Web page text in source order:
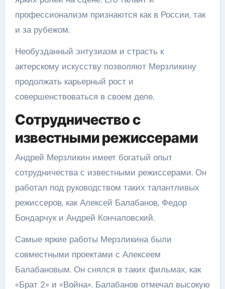
профессионализм признаются как в России, так
и за рубежом.
Необузданный энтузиазм и страсть к
актерскому искусству позволяют Мерзликину
продолжать карьерный рост и
совершенствоваться в своем деле.
Сотрудничество с
известными режиссерами
Андрей Мерзликин имеет богатый опыт
сотрудничества с известными режиссерами. Он
работал под руководством таких талантливых
режиссеров, как Алексей Балабанов, Федор
Бондарчук и Андрей Кончаловский.
Самые яркие работы Мерзликина были
совместными проектами с Алексеем
Балабановым. Он снялся в таких фильмах, как
«Брат 2» и «Война». Балабанов отмечал высокую